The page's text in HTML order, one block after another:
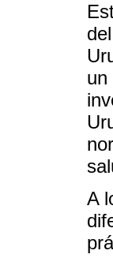
un
A